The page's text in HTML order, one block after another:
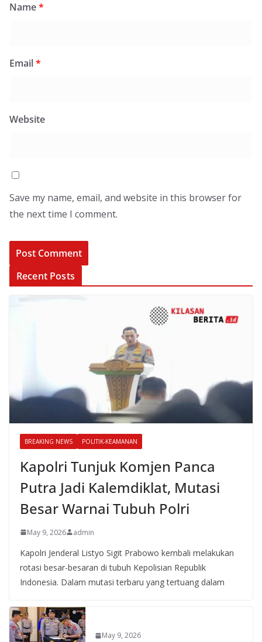
Name*
Email*
Website
Save my name, email, and website in this browser for
the next time I comment.
Recent Posts
BREAKING NEWS POLITIK-KEAMANAN
Kapolri Tunjuk Komjen Panca
Putra Jadi Kalemdiklat, Mutasi
Besar Warnai Tubuh Polri
May 9, 2026 admin
Kapolri Jenderal Listyo Sigit Prabowo kembali melakukan
rotasi besar-besaran di tubuh Kepolisian Republik
Indonesia. Dalam mutasi terbaru yang tertuang dalam
May 9, 2026